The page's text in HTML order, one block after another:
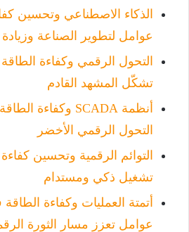
عوامل لتطوير الصناعة وزيادة
تشكّل المشهد القادم
التحول الرقمي الأخضر
تشغيل ذكي ومستدام
عوامل تعزز مسار الثورة